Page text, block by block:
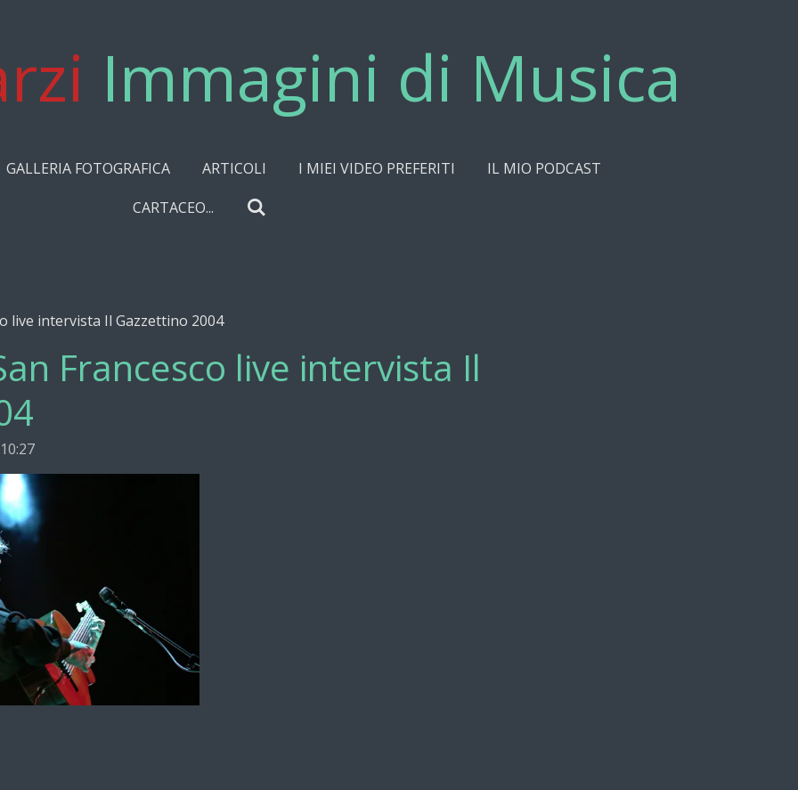
Immagini di Musica
GALLERIA FOTOGRAFICA ARTICOLI I MIEI VIDEO PREFERITI
IL MIO PODCAST
CARTACEO...
live intervista Il Gazzettino 2004
Francesco live intervista Il